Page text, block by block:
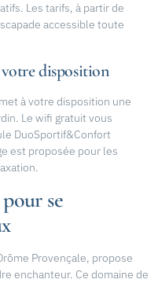
Les tarifs, à partir de
accessible toute
votre disposition
à votre disposition une
Le wifi gratuit vous
DuoSportif&Confort
est proposée pour les
se
Provençale, propose
enchanteur. Ce domaine de